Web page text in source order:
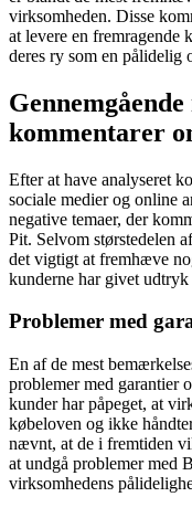
virksomheden. Disse
at levere en fremragende
deres ry som en
kommentarer
Efter at have analyseret
sociale medier og online
negative temaer, der
Pit. Selvom størstedelen
det vigtigt at fremhæve
kunderne har givet udtryk
Problemer med
En af de mest
problemer med garantier
kunder har påpeget, at
købeloven og ikke
nævnt, at de i fremtiden
at undgå problemer med
virksomhedens